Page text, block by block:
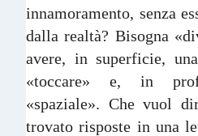
innamoramento, senza
dalla realtà? Bisogna
avere, in superficie,
«toccare» e, in
«spaziale». Che vuol
trovato risposte in una